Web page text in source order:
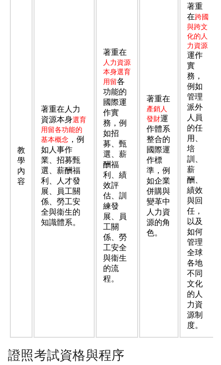
教
學
內
容
著重在人力
資源本身選育
用留各功能的
基本概念，例
如人事作
業、招募甄
選、薪酬福
利、人才發
展、員工關
係、勞工安
全與衞生的
知識體系。
著重在
人力資源
本身選育
用留各
功能的
國際運
作實
務，例
如招
募、甄
選、薪
酬福
利、績
效評
估、訓
練發
展、員
工關
係、勞
工安全
與衞生
的流
程。
著重在
產銷人
發財運
作體系
整合的
國際運
作標
準，例
如企業
併購與
變革中
人力資
源的角
色。
著重
在跨國
與跨文
化的人
力資源
運作
實
務，
例如
管理
派外
人員
的任
用、
培
訓、
薪
酬、
績效
與回
任，
以及
如何
管理
全球
各地
不同
文化
的人
力資
源制
度。
證照考試資格與程序